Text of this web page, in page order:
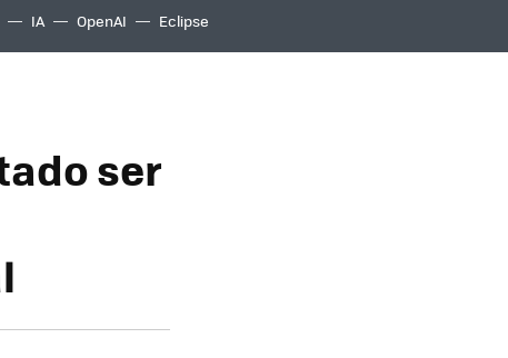
IA OpenAI Eclipse
ser